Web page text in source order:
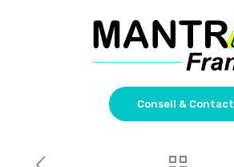
Conseil & Contact